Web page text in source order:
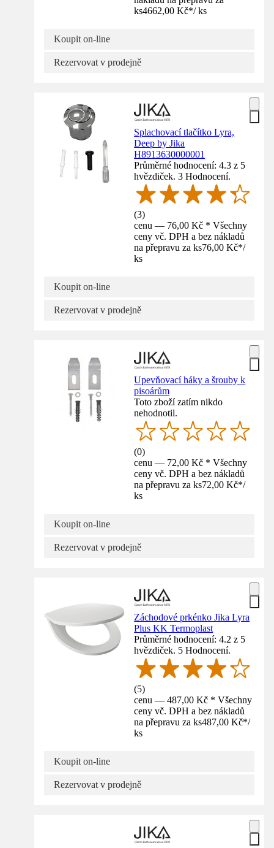
ks4662,00 Kč*/ ks
Koupit on-line
Rezervovat v prodejně
Splachovací tlačítko Lyra,
Deep by Jika
H8913630000001
Průměrné hodnocení: 4.3 z 5
hvězdiček. 3 Hodnocení.
(3)
cenu — 76,00 Kč * Všechny
ceny vč. DPH a bez nákladů
na přepravu za ks76,00 Kč*/
ks
Koupit on-line
Rezervovat v prodejně
Upevňovací háky a šrouby k
pisoárům
Toto zboží zatím nikdo
nehodnotil.
(0)
cenu — 72,00 Kč * Všechny
ceny vč. DPH a bez nákladů
na přepravu za ks72,00 Kč*/
ks
Koupit on-line
Rezervovat v prodejně
Záchodové prkénko Jika Lyra
Plus KK Termoplast
Průměrné hodnocení: 4.2 z 5
hvězdiček. 5 Hodnocení.
(5)
cenu — 487,00 Kč * Všechny
ceny vč. DPH a bez nákladů
na přepravu za ks487,00 Kč*/
ks
Koupit on-line
Rezervovat v prodejně